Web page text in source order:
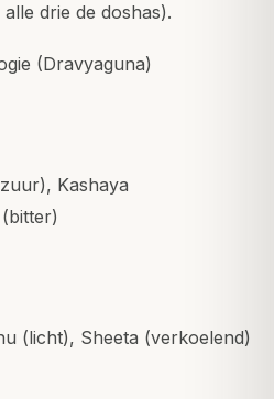
drie de doshas).
(Dravyaguna)
Kashaya
(licht), Sheeta (verkoelend)